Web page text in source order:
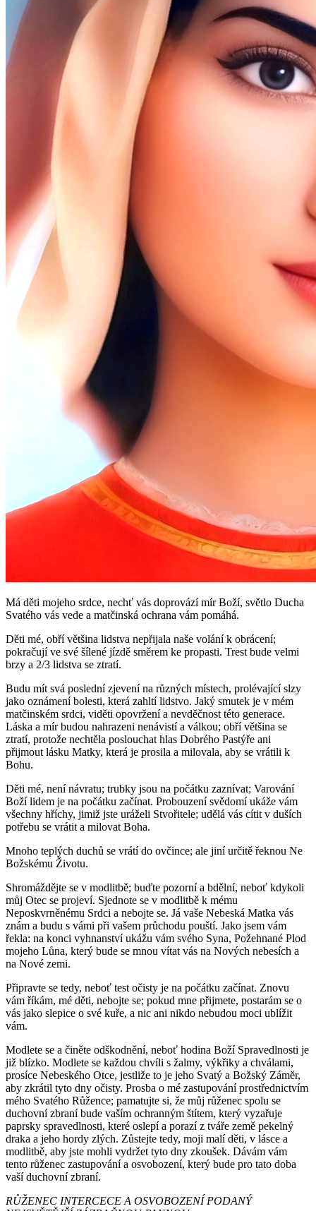
Má děti mojeho srdce, nechť vás doprovází mír Boží, světlo Ducha
Svatého vás vede a matčinská ochrana vám pomáhá.
Děti mé, obří většina lidstva nepřijala naše volání k obrácení;
pokračují ve své šílené jízdě směrem ke propasti. Trest bude velmi
brzy a 2/3 lidstva se ztratí.
Budu mít svá poslední zjevení na různých místech, prolévající slzy
jako oznámení bolesti, která zahltí lidstvo. Jaký smutek je v mém
matčinském srdci, viděti opovržení a nevděčnost této generace.
Láska a mír budou nahrazeni nenávistí a válkou; obří většina se
ztratí, protože nechtěla poslouchat hlas Dobrého Pastýře ani
přijmout lásku Matky, která je prosila a milovala, aby se vrátili k
Bohu.
Děti mé, není návratu; trubky jsou na počátku zaznívat; Varování
Boží lidem je na počátku začínat. Probouzení svědomí ukáže vám
všechny hříchy, jimiž jste uráželi Stvořitele; udělá vás cítit v duších
potřebu se vrátit a milovat Boha.
Mnoho teplých duchů se vrátí do ovčince; ale jiní určitě řeknou Ne
Božskému Životu.
Shromáždějte se v modlitbě; buďte pozorní a bdělní, neboť kdykoli
můj Otec se projeví. Sjednote se v modlitbě k mému
Neposkvrněnému Srdci a nebojte se. Já vaše Nebeská Matka vás
znám a budu s vámi při vašem průchodu pouští. Jako jsem vám
řekla: na konci vyhnanství ukážu vám svého Syna, Požehnané Plod
mojeho Lůna, který bude se mnou vítat vás na Nových nebesích a
na Nové zemi.
Připravte se tedy, neboť test očisty je na počátku začínat. Znovu
vám říkám, mé děti, nebojte se; pokud mne přijmete, postarám se o
vás jako slepice o své kuře, a nic ani nikdo nebudou moci ublížit
vám.
Modlete se a činěte odškodnění, neboť hodina Boží Spravedlnosti je
již blízko. Modlete se každou chvíli s žalmy, výkřiky a chválami,
prosíce Nebeského Otce, jestliže to je jeho Svatý a Božský Záměr,
aby zkrátil tyto dny očisty. Prosba o mé zastupování prostřednictvím
mého Svatého Růžence; pamatujte si, že můj růženec spolu se
duchovní zbraní bude vaším ochranným štítem, který vyzařuje
paprsky spravedlnosti, které oslepí a porazí z tváře země pekelný
draka a jeho hordy zlých. Zůstejte tedy, moji malí děti, v lásce a
modlitbě, aby jste mohli vydržet tyto dny zkoušek. Dávám vám
tento růženec zastupování a osvobození, který bude pro tato doba
vaší duchovní zbraní.
RŮŽENEC INTERCECE A OSVOBOZENÍ PODANÝ